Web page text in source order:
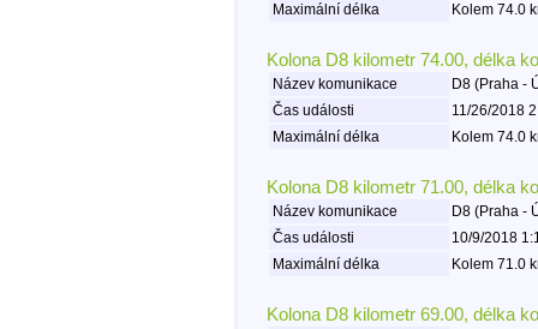
Maximální délka
Kolem 74.0
Kolona D8 kilometr 74.00, délka
Název komunikace
D8 (Praha -
Čas události
11/26/2018
Maximální délka
Kolem 74.0
Kolona D8 kilometr 71.00, délka
Název komunikace
D8 (Praha -
Čas události
10/9/2018
Maximální délka
Kolem 71.0
Kolona D8 kilometr 69.00, délka